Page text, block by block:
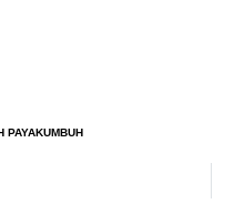
PAYAKUMBUH